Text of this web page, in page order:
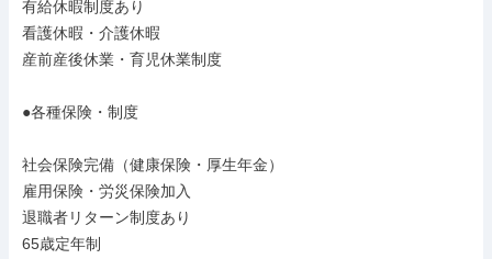
有給休暇制度あり
看護休暇・介護休暇
産前産後休業・育児休業制度
●各種保険・制度
社会保険完備（健康保険・厚生年金）
雇用保険・労災保険加入
退職者リターン制度あり
65歳定年制